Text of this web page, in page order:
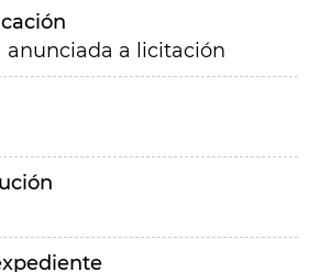
anunciada a licitación